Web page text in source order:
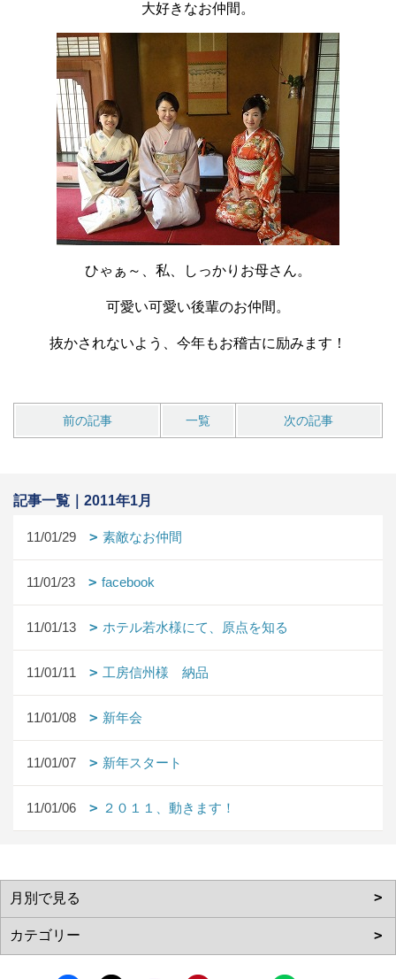
大好きなお仲間。
ひゃぁ～、私、しっかりお母さん。
可愛い可愛い後輩のお仲間。
抜かされないよう、今年もお稽古に励みます！
前の記事 一覧 次の記事
記事一覧｜2011年1月
11/01/29 素敵なお仲間
11/01/23 facebook
11/01/13 ホテル若水様にて、原点を知る
11/01/11 工房信州様 納品
11/01/08 新年会
11/01/07 新年スタート
11/01/06 ２０１１、動きます！